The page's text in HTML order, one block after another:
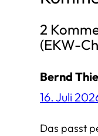
2
(EKW-
Bernd
16. Juli
Das passt